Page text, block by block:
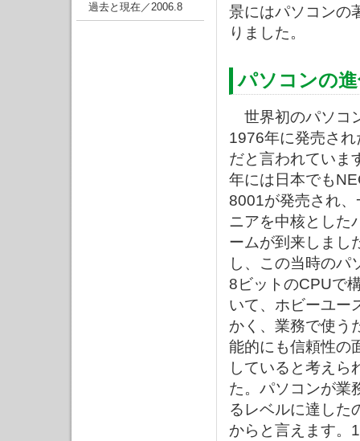
過去と現在／2006.8
景にはパソコンの
りました。
パソコンの
世界初のパソコ
1976年に発売さ
だと言われていま
年には日本でも
8001が発売され、
ニアを中核とした
ームが到来しまし
し、この当時のパ
8ビットのCPUで
いて、ホビーユー
かく、業務で使う
能的にも信頼性の
していると考えら
た。パソコンが業
るレベルに達した
からと言えます。